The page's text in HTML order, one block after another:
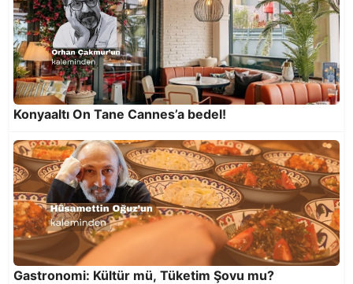
18’in Bağaçası
Konyaaltı On Tane Cannes’a bedel!
Gastronomi: Kültür mü, Tüketim Şovu mu?